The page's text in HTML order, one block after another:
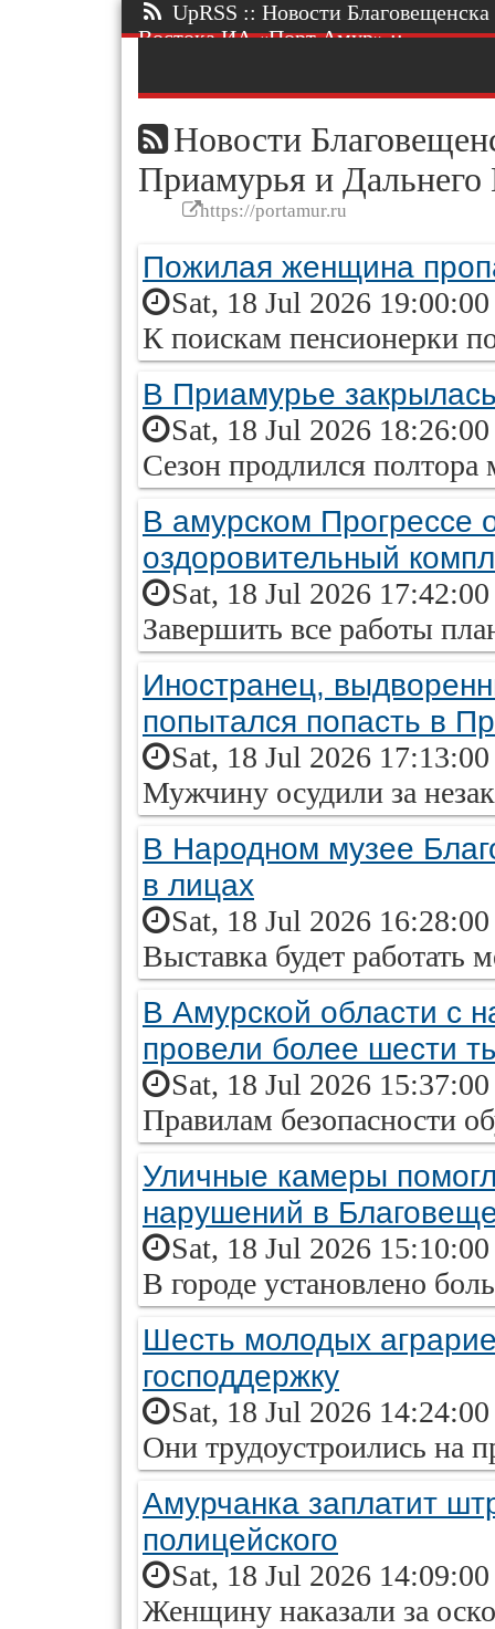
UpRSS :: Новости
Востока ИА «Порт Амур» ::.
Новости
Приамурья и
https://portamur.ru
Пожилая женщина
Sat, 18 Jul 2026
К поискам пенсионерки
В Приамурье
Sat, 18 Jul 2026
Сезон продлился полтора
В амурском Прогрессе
оздоровительный
Sat, 18 Jul 2026
Завершить все работы
Иностранец,
попытался попасть в
Sat, 18 Jul 2026
Мужчину осудили за
В Народном музее
в лицах
Sat, 18 Jul 2026
Выставка будет работать
В Амурской области с
провели более шести
Sat, 18 Jul 2026
Правилам безопасности
Уличные камеры
нарушений в
Sat, 18 Jul 2026
В городе установлено
Шесть молодых
господдержку
Sat, 18 Jul 2026
Они трудоустроились на
Амурчанка заплатит
полицейского
Sat, 18 Jul 2026
Женщину наказали за